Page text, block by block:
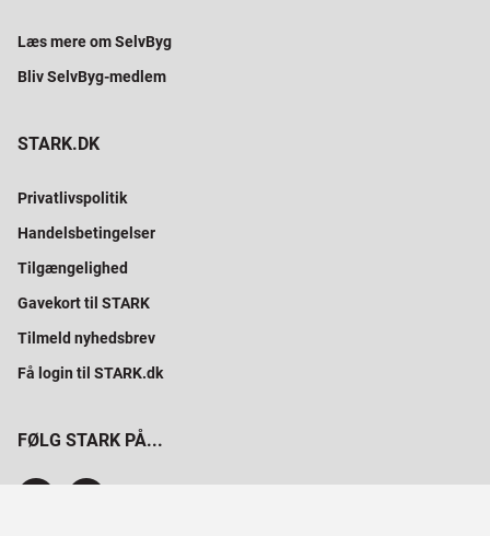
Læs mere om SelvByg
Bliv SelvByg-medlem
STARK.DK
Privatlivspolitik
Handelsbetingelser
Tilgængelighed
Gavekort til STARK
Tilmeld nyhedsbrev
Få login til STARK.dk
FØLG STARK PÅ...